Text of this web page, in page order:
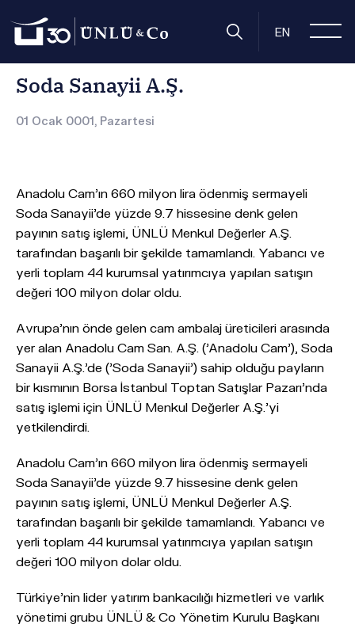
EN
Anasayfa Basın Odası Basın Bültenleri Soda Sanayii A.Ş.
Soda Sanayii A.Ş.
01 Ocak 0001, Pazartesi
Anadolu Cam'ın 660 milyon lira ödenmiş sermayeli
Soda Sanayii'de yüzde 9.7 hissesine denk gelen
payının satış işlemi, ÜNLÜ Menkul Değerler A.Ş.
tarafından başarılı bir şekilde tamamlandı. Yabancı ve
yerli toplam 44 kurumsal yatırımcıya yapılan satışın
değeri 100 milyon dolar oldu.
Avrupa'nın önde gelen cam ambalaj üreticileri arasında
yer alan Anadolu Cam San. A.Ş. ('Anadolu Cam'), Soda
Sanayii A.Ş.'de ('Soda Sanayii') sahip olduğu payların
bir kısmının Borsa İstanbul Toptan Satışlar Pazarı'nda
satış işlemi için ÜNLÜ Menkul Değerler A.Ş.'yi
yetkilendirdi.
Anadolu Cam'ın 660 milyon lira ödenmiş sermayeli
Soda Sanayii'de yüzde 9.7 hissesine denk gelen
payının satış işlemi, ÜNLÜ Menkul Değerler A.Ş.
tarafından başarılı bir şekilde tamamlandı. Yabancı ve
yerli toplam 44 kurumsal yatırımcıya yapılan satışın
değeri 100 milyon dolar oldu.
Türkiye'nin lider yatırım bankacılığı hizmetleri ve varlık
yönetimi grubu ÜNLÜ & Co Yönetim Kurulu Başkanı